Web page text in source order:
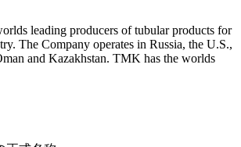
leading producers of tubular products for
The Company operates in Russia, the U.S.,
and Kazakhstan. TMK has the worlds